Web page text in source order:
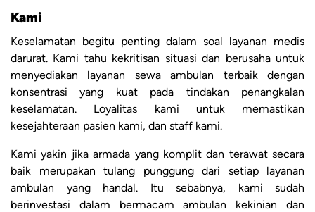
Kami
Keselamatan begitu penting dalam soal layanan medis
darurat. Kami tahu kekritisan situasi dan berusaha untuk
menyediakan layanan sewa ambulan terbaik dengan
konsentrasi yang kuat pada tindakan penangkalan
keselamatan. Loyalitas kami untuk memastikan
kesejahteraan pasien kami, dan staff kami.
Kami yakin jika armada yang komplit dan terawat secara
baik merupakan tulang punggung dari setiap layanan
ambulan yang handal. Itu sebabnya, kami sudah
berinvestasi dalam bermacam ambulan kekinian dan